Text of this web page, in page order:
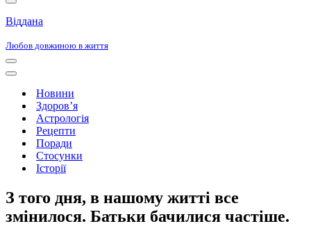
Меню
навігації
Віддана
Любов довжиною в життя
Меню
навігації
Меню
навігаціїНовини
Здоров’я
Астрологія
Рецепти
Поради
Стосунки
Історії
З того дня, в нашому житті все
змінилося. Батьки бачилися частіше.